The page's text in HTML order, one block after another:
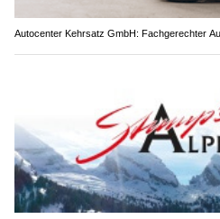
Autocenter Kehrsatz GmbH: Fachgerechter